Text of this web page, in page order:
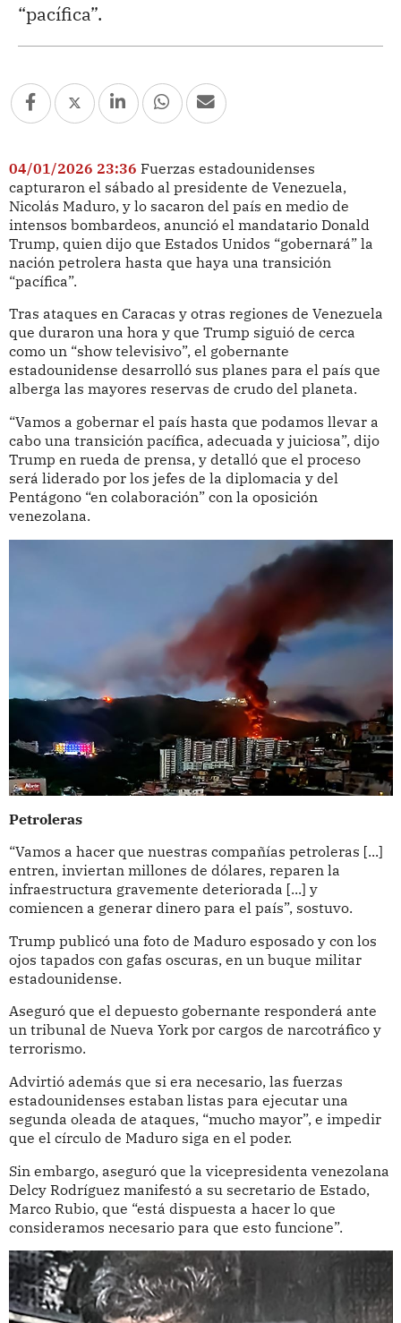
“pacífica”.
04/01/2026 23:36 Fuerzas estadounidenses
capturaron el sábado al presidente de Venezuela,
Nicolás Maduro, y lo sacaron del país en medio de
intensos bombardeos, anunció el mandatario Donald
Trump, quien dijo que Estados Unidos “gobernará” la
nación petrolera hasta que haya una transición
“pacífica”.
Tras ataques en Caracas y otras regiones de Venezuela
que duraron una hora y que Trump siguió de cerca
como un “show televisivo”, el gobernante
estadounidense desarrolló sus planes para el país que
alberga las mayores reservas de crudo del planeta.
“Vamos a gobernar el país hasta que podamos llevar a
cabo una transición pacífica, adecuada y juiciosa”, dijo
Trump en rueda de prensa, y detalló que el proceso
será liderado por los jefes de la diplomacia y del
Pentágono “en colaboración” con la oposición
venezolana.
Petroleras
“Vamos a hacer que nuestras compañías petroleras [...]
entren, inviertan millones de dólares, reparen la
infraestructura gravemente deteriorada [...] y
comiencen a generar dinero para el país”, sostuvo.
Trump publicó una foto de Maduro esposado y con los
ojos tapados con gafas oscuras, en un buque militar
estadounidense.
Aseguró que el depuesto gobernante responderá ante
un tribunal de Nueva York por cargos de narcotráfico y
terrorismo.
Advirtió además que si era necesario, las fuerzas
estadounidenses estaban listas para ejecutar una
segunda oleada de ataques, “mucho mayor”, e impedir
que el círculo de Maduro siga en el poder.
Sin embargo, aseguró que la vicepresidenta venezolana
Delcy Rodríguez manifestó a su secretario de Estado,
Marco Rubio, que “está dispuesta a hacer lo que
consideramos necesario para que esto funcione”.